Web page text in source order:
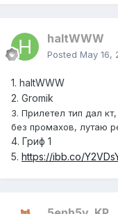
haltWWW
Posted May 16,
1. haltWWW
2. Gromik
3. Прилетел тип дал
без промахов, лутаю
4. Гриф 1
5. https://ibb.co/